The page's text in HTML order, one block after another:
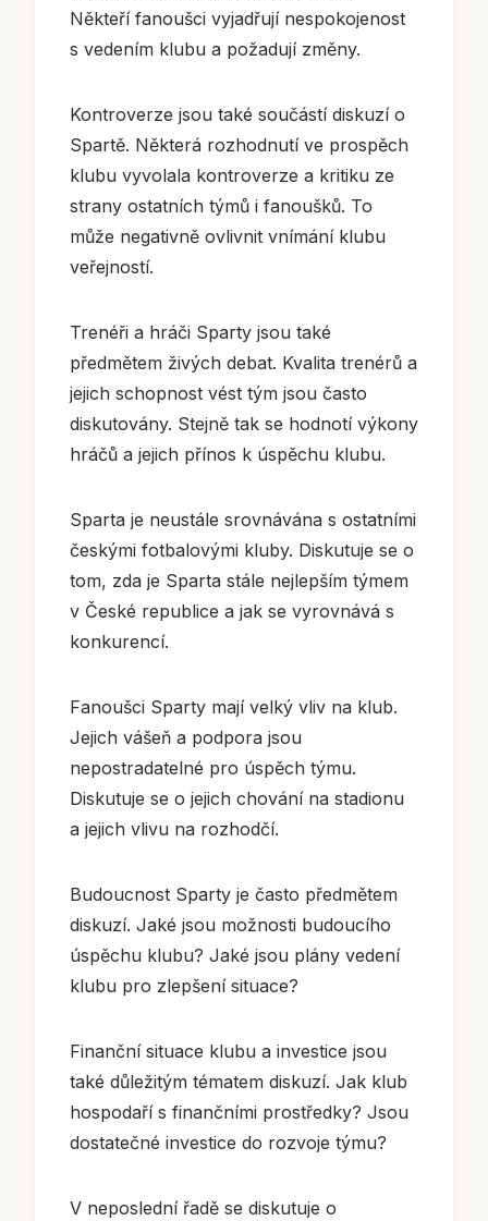
Někteří fanoušci vyjadřují nespokojenost
s vedením klubu a požadují změny.
Kontroverze jsou také součástí diskuzí o
Spartě. Některá rozhodnutí ve prospěch
klubu vyvolala kontroverze a kritiku ze
strany ostatních týmů i fanoušků. To
může negativně ovlivnit vnímání klubu
veřejností.
Trenéři a hráči Sparty jsou také
předmětem živých debat. Kvalita trenérů a
jejich schopnost vést tým jsou často
diskutovány. Stejně tak se hodnotí výkony
hráčů a jejich přínos k úspěchu klubu.
Sparta je neustále srovnávána s ostatními
českými fotbalovými kluby. Diskutuje se o
tom, zda je Sparta stále nejlepším týmem
v České republice a jak se vyrovnává s
konkurencí.
Fanoušci Sparty mají velký vliv na klub.
Jejich vášeň a podpora jsou
nepostradatelné pro úspěch týmu.
Diskutuje se o jejich chování na stadionu
a jejich vlivu na rozhodčí.
Budoucnost Sparty je často předmětem
diskuzí. Jaké jsou možnosti budoucího
úspěchu klubu? Jaké jsou plány vedení
klubu pro zlepšení situace?
Finanční situace klubu a investice jsou
také důležitým tématem diskuzí. Jak klub
hospodaří s finančními prostředky? Jsou
dostatečné investice do rozvoje týmu?
V neposlední řadě se diskutuje o